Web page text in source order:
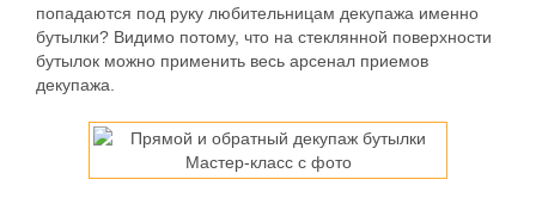
попадаются под руку любительницам декупажа именно
бутылки? Видимо потому, что на стеклянной поверхности
бутылок можно применить весь арсенал приемов
декупажа.